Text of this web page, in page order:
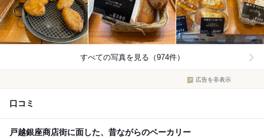
すべての写真を見る（974件）
広告を非表示
口コミ
戸越銀座商店街に面した、昔ながらのベーカリー